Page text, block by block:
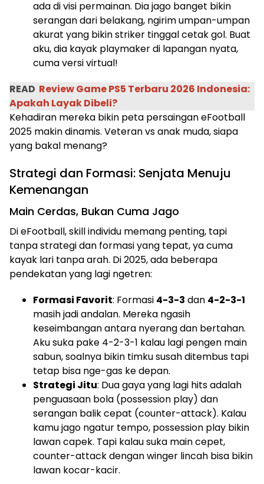
ada di visi permainan. Dia jago banget bikin
serangan dari belakang, ngirim umpan-umpan
akurat yang bikin striker tinggal cetak gol. Buat
aku, dia kayak playmaker di lapangan nyata,
cuma versi virtual!
READ Review Game PS5 Terbaru 2026 Indonesia:
Apakah Layak Dibeli?
Kehadiran mereka bikin peta persaingan eFootball
2025 makin dinamis. Veteran vs anak muda, siapa
yang bakal menang?
Strategi dan Formasi: Senjata Menuju
Kemenangan
Main Cerdas, Bukan Cuma Jago
Di eFootball, skill individu memang penting, tapi
tanpa strategi dan formasi yang tepat, ya cuma
kayak lari tanpa arah. Di 2025, ada beberapa
pendekatan yang lagi ngetren:
Formasi Favorit: Formasi 4-3-3 dan 4-2-3-1
masih jadi andalan. Mereka ngasih
keseimbangan antara nyerang dan bertahan.
Aku suka pake 4-2-3-1 kalau lagi pengen main
sabun, soalnya bikin timku susah ditembus tapi
tetap bisa nge-gas ke depan.
Strategi Jitu: Dua gaya yang lagi hits adalah
penguasaan bola (possession play) dan
serangan balik cepat (counter-attack). Kalau
kamu jago ngatur tempo, possession play bikin
lawan capek. Tapi kalau suka main cepet,
counter-attack dengan winger lincah bisa bikin
lawan kocar-kacir.